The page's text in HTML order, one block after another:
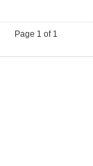
Page 1 of 1